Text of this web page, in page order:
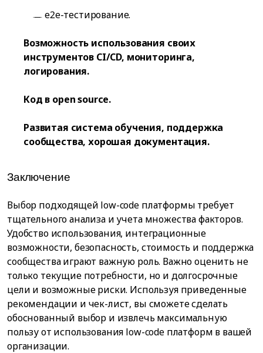
e2e-тестирование.
Возможность использования своих
инструментов CI/CD, мониторинга,
логирования.
Код в open source.
Развитая система обучения, поддержка
сообщества, хорошая документация.
Заключение
Выбор подходящей low-code платформы требует
тщательного анализа и учета множества факторов.
Удобство использования, интеграционные
возможности, безопасность, стоимость и поддержка
сообщества играют важную роль. Важно оценить не
только текущие потребности, но и долгосрочные
цели и возможные риски. Используя приведенные
рекомендации и чек-лист, вы сможете сделать
обоснованный выбор и извлечь максимальную
пользу от использования low-code платформ в вашей
организации.